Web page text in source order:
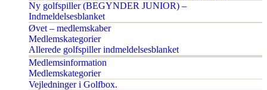
Ny golfspiller (BEGYNDER JUNIOR) –
Indmeldelsesblanket
Øvet – medlemskaber
Medlemskategorier
Allerede golfspiller indmeldelsesblanket
Medlemsinformation
Medlemskategorier
Vejledninger i Golfbox.